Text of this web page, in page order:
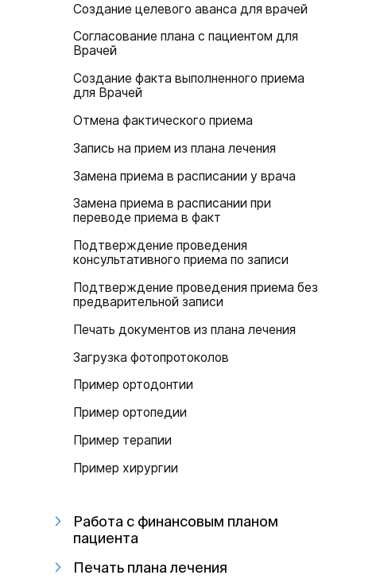
Создание целевого аванса для врачей
Согласование плана с пациентом для
Врачей
Создание факта выполненного приема
для Врачей
Отмена фактического приема
Запись на прием из плана лечения
Замена приема в расписании у врача
Замена приема в расписании при
переводе приема в факт
Подтверждение проведения
консультативного приема по записи
Подтверждение проведения приема без
предварительной записи
Печать документов из плана лечения
Загрузка фотопротоколов
Пример ортодонтии
Пример ортопедии
Пример терапии
Пример хирургии
Работа с финансовым планом
пациента
Печать плана лечения